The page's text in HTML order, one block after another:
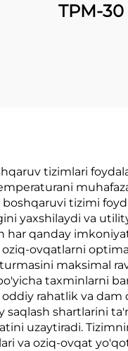
TPM-30
tizimlari
tizimi
yaxshilaydi va
qanday
ovqatlarni
maksimal
taxminlarni
rahatlik va
shartlarini
uzaytiradi.
va oziq-ovqat